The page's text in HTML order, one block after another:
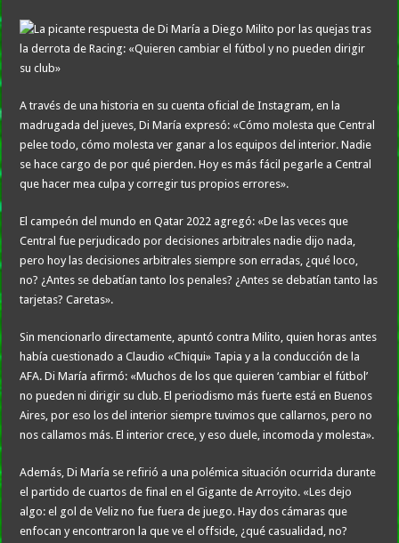
A través de una historia en su cuenta oficial de Instagram, en la
madrugada del jueves, Di María expresó: «Cómo molesta que Central
pelee todo, cómo molesta ver ganar a los equipos del interior. Nadie
se hace cargo de por qué pierden. Hoy es más fácil pegarle a Central
que hacer mea culpa y corregir tus propios errores».
El campeón del mundo en Qatar 2022 agregó: «De las veces que
Central fue perjudicado por decisiones arbitrales nadie dijo nada,
pero hoy las decisiones arbitrales siempre son erradas, ¿qué loco,
no? ¿Antes se debatían tanto los penales? ¿Antes se debatían tanto las
tarjetas? Caretas».
Sin mencionarlo directamente, apuntó contra Milito, quien horas antes
había cuestionado a Claudio «Chiqui» Tapia y a la conducción de la
AFA. Di María afirmó: «Muchos de los que quieren ‘cambiar el fútbol’
no pueden ni dirigir su club. El periodismo más fuerte está en Buenos
Aires, por eso los del interior siempre tuvimos que callarnos, pero no
nos callamos más. El interior crece, y eso duele, incomoda y molesta».
Además, Di María se refirió a una polémica situación ocurrida durante
el partido de cuartos de final en el Gigante de Arroyito. «Les dejo
algo: el gol de Veliz no fue fuera de juego. Hay dos cámaras que
enfocan y encontraron la que ve el offside, ¿qué casualidad, no?